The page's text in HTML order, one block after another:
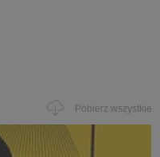
Pobierz wszystkie